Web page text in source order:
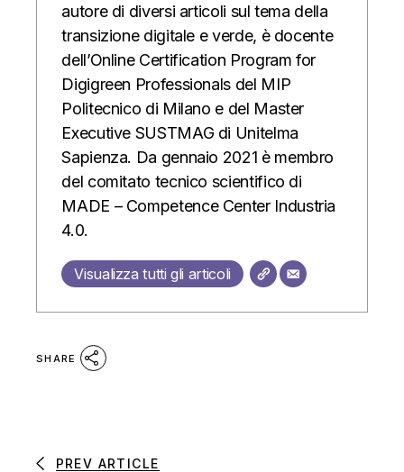
autore di diversi articoli sul tema della
transizione digitale e verde, è docente
dell’Online Certification Program for
Digigreen Professionals del MIP
Politecnico di Milano e del Master
Executive SUSTMAG di Unitelma
Sapienza. Da gennaio 2021 è membro
del comitato tecnico scientifico di
MADE – Competence Center Industria
4.0.
Visualizza tutti gli articoli
SHARE
PREV ARTICLE